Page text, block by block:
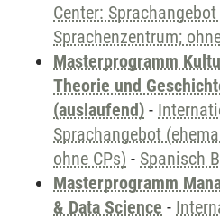
Center:
Sprachenzentrum;
Masterprogramm
Theorie und
(auslaufend) -
Sprachangebot
ohne CPs) - Spanisch
Masterprogramm
& Data Science -